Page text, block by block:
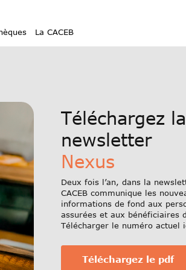
La CACEB
Téléchargez la
newsletter
Nexus
Deux fois l’an, dans la
CACEB communique les
informations de fond aux
assurées et aux bénéficiaires
Télécharger le numéro actuel
Téléchargez le pdf